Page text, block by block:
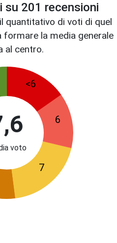
su 201 recensioni
quantitativo di voti di quel
la media generale
al centro.
voto
<6
6
7